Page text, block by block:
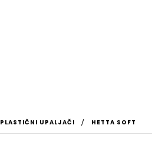
PLASTIČNI UPALJAČI HETTA SOFT